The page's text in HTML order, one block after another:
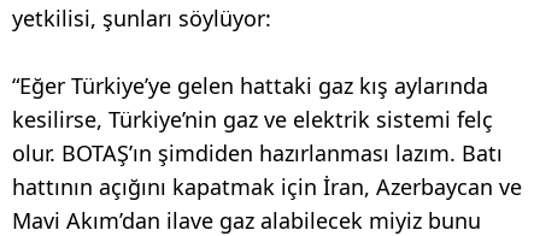
yetkilisi, şunları söylüyor:
“Eğer Türkiye’ye gelen hattaki gaz kış aylarında
kesilirse, Türkiye’nin gaz ve elektrik sistemi felç
olur. BOTAŞ’ın şimdiden hazırlanması lazım. Batı
hattının açığını kapatmak için İran, Azerbaycan ve
Mavi Akım’dan ilave gaz alabilecek miyiz bunu